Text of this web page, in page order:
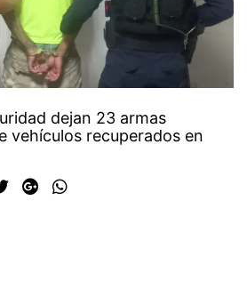
dejan 23 armas
vehículos recuperados en